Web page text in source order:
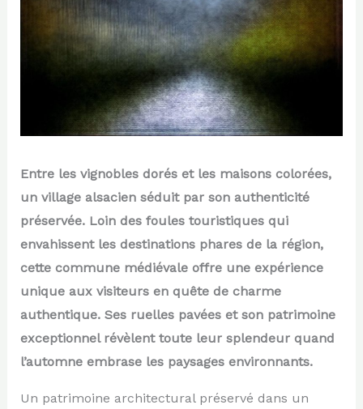
Entre les vignobles dorés et les maisons colorées,
un village alsacien séduit par son authenticité
préservée. Loin des foules touristiques qui
envahissent les destinations phares de la région,
cette commune médiévale offre une expérience
unique aux visiteurs en quête de charme
authentique. Ses ruelles pavées et son patrimoine
exceptionnel révèlent toute leur splendeur quand
l’automne embrase les paysages environnants.
Un patrimoine architectural préservé dans un